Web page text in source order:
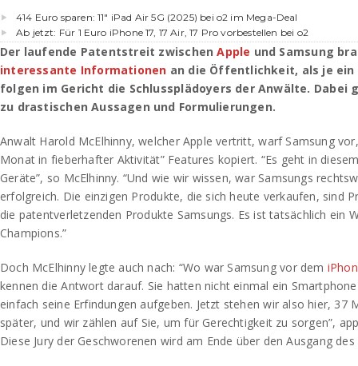
414 Euro sparen: 11″ iPad Air 5G (2025) bei o2 im Mega-Deal
Ab jetzt: Für 1 Euro iPhone 17, 17 Air, 17 Pro vorbestellen bei o2
Der laufende Patentstreit zwischenApple und Samsung
interessante Informationen an die Öffentlichkeit, als je ein
folgen im Gericht die Schlussplädoyers der Anwälte. Dabei
zu drastischen Aussagen und Formulierungen.
Anwalt Harold McElhinny, welcher Apple vertritt, warf Samsung
Monat in fieberhafter Aktivität” Features kopiert. “Es geht in
Geräte”, so McElhinny. “Und wie wir wissen, war Samsungs
erfolgreich. Die einzigen Produkte, die sich heute verkaufen, sind
die patentverletzenden Produkte Samsungs. Es ist tatsächlich ein
Champions.”
Doch McElhinny legte auch nach: “Wo war Samsung vor dem
kennen die Antwort darauf. Sie hatten nicht einmal ein
einfach seine Erfindungen aufgeben. Jetzt stehen wir also hier, 37
später, und wir zählen auf Sie, um für Gerechtigkeit zu sorgen”,
Diese Jury der Geschworenen wird am Ende über den Ausgang